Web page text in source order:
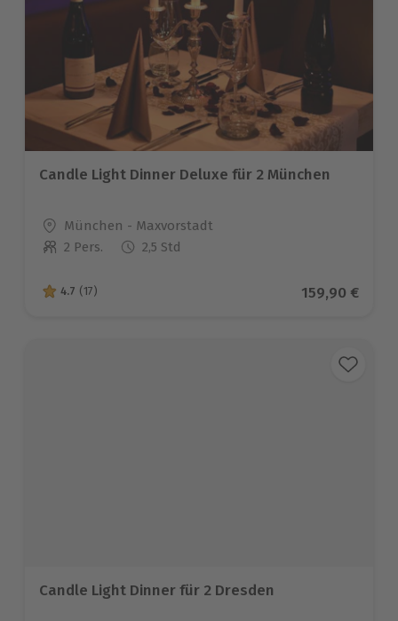
Candle Light Dinner Deluxe für 2 München
Standort
München - Maxvorstadt
Anzahl der Teilnehmer
2 Pers. 2,5 Std
4.7 von 5 Sternen basierend auf 17 Bewertungen
4.7 (17) Aktueller
159,90 €
Candle Light Dinner für 2 Dresden